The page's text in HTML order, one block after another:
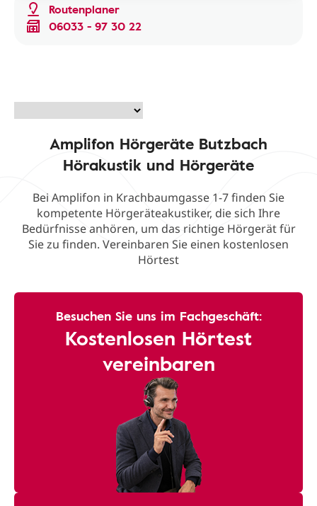
Routenplaner
06033 - 97 30 22
Amplifon Hörgeräte Butzbach
Hörakustik und Hörgeräte
Bei Amplifon in Krachbaumgasse 1-7 finden Sie
kompetente Hörgeräteakustiker, die sich Ihre
Bedürfnisse anhören, um das richtige Hörgerät für
Sie zu finden. Vereinbaren Sie einen kostenlosen
Hörtest
Besuchen Sie uns im Fachgeschäft:
Kostenlosen Hörtest
vereinbaren